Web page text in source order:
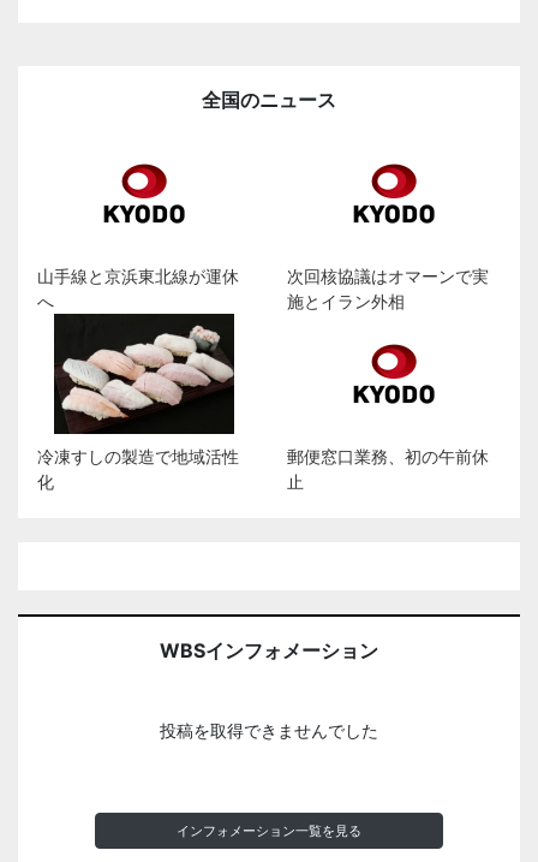
全国のニュース
山手線と京浜東北線が運休
へ
次回核協議はオマーンで実
施とイラン外相
冷凍すしの製造で地域活性
化
郵便窓口業務、初の午前休
止
WBSインフォメーション
投稿を取得できませんでした
インフォメーション一覧を見る